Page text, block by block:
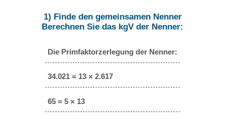
1) Finde den gemeinsamen Nenner
Berechnen Sie das kgV der Nenner:
Die Primfaktorzerlegung der Nenner:
34.021 = 13 × 2.617
65 = 5 × 13